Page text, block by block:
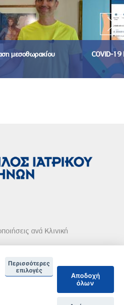
μεσοθωρακίου COVID-19
ανά Κλινική
Περισσότερες
επιλογές
Αποδοχή
όλων